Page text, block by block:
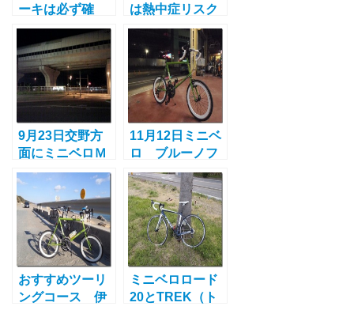
ーキは必ず確
認！ツーリング
前のチェック項
目
は熱中症リスク
大！すぐ出来る
5つの予防法と7
つの対策
9月23日交野方
面にミニベロＭ
Ｒ－4Ｒでポタ
リング
11月12日ミニベ
ロ ブルーノフ
ルカスタム車
初ポタリング
おすすめツーリ
ングコース 伊
ミニベロロード
20とTREK（ト